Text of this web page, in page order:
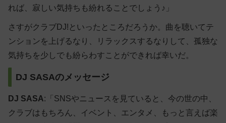
れば、寂しい気持ちも紛れることでしょう♪」
さすがクラブDJ!といったところだろうか。曲を聴いてテ
ンションを上げるなり、リラックスするなりして、孤独な
気持ちを少しでも紛らわすことができれば幸いだ。
DJ SASAのメッセージ
DJ SASA:「SNSやニュースを見ていると、今の世の中、
クラブはもちろん、イベント、エンタメ、もっと言えば楽